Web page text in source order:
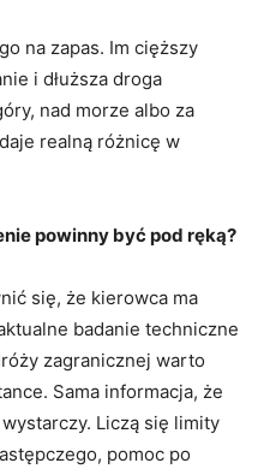
na zapas. Im cięższy
i dłuższa droga
nad morze albo za
realną różnicę w
powinny być pod ręką?
się, że kierowca ma
badanie techniczne
zagranicznej warto
Sama informacja, że
Liczą się limity
pomoc po